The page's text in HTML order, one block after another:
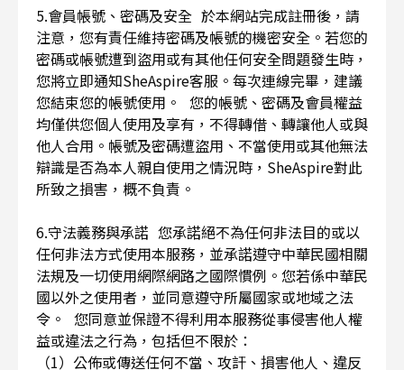
5.會員帳號、密碼及安全 於本網站完成註冊後，請
注意，您有責任維持密碼及帳號的機密安全。若您的
密碼或帳號遭到盜用或有其他任何安全問題發生時，
您將立即通知SheAspire客服。每次連線完畢，建議
您結束您的帳號使用。 您的帳號、密碼及會員權益
均僅供您個人使用及享有，不得轉借、轉讓他人或與
他人合用。帳號及密碼遭盜用、不當使用或其他無法
辯識是否為本人親自使用之情況時，SheAspire對此
所致之損害，概不負責。
6.守法義務與承諾 您承諾絕不為任何非法目的或以
任何非法方式使用本服務，並承諾遵守中華民國相關
法規及一切使用網際網路之國際慣例。您若係中華民
國以外之使用者，並同意遵守所屬國家或地域之法
令。 您同意並保證不得利用本服務從事侵害他人權
益或違法之行為，包括但不限於：
（1）公佈或傳送任何不當、攻訐、損害他人、違反